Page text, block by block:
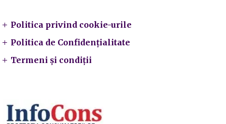
Politica privind cookie-urile
Politica de Confidențialitate
Termeni și condiții